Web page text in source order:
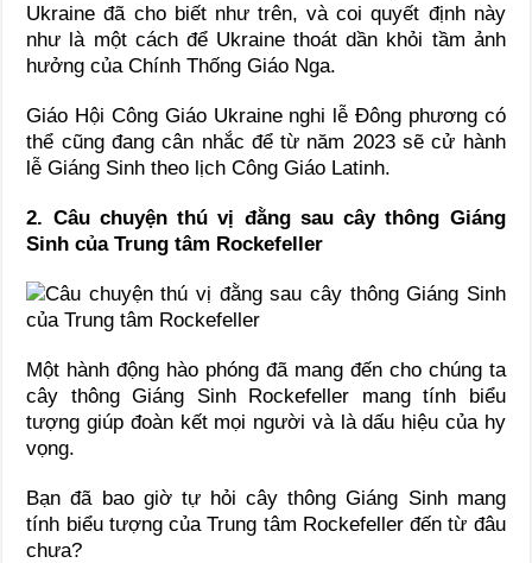
Ukraine đã cho biết như trên, và coi quyết định này
như là một cách để Ukraine thoát dần khỏi tầm ảnh
hưởng của Chính Thống Giáo Nga.
Giáo Hội Công Giáo Ukraine nghi lễ Đông phương có
thể cũng đang cân nhắc để từ năm 2023 sẽ cử hành
lễ Giáng Sinh theo lịch Công Giáo Latinh.
2. Câu chuyện thú vị đằng sau cây thông Giáng
Sinh của Trung tâm Rockefeller
Một hành động hào phóng đã mang đến cho chúng ta
cây thông Giáng Sinh Rockefeller mang tính biểu
tượng giúp đoàn kết mọi người và là dấu hiệu của hy
vọng.
Bạn đã bao giờ tự hỏi cây thông Giáng Sinh mang
tính biểu tượng của Trung tâm Rockefeller đến từ đâu
chưa?